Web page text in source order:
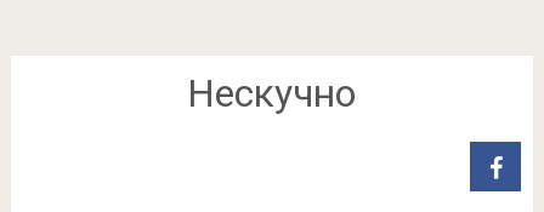
Нескучно